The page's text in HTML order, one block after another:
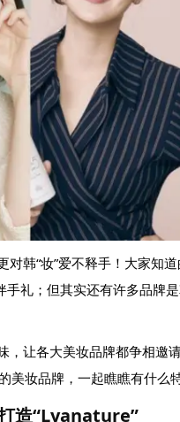
韩“妆”爱不释手！大家知道
礼；但其实还有许多品牌
让各大美妆品牌都争相邀
美妆品牌，一起瞧瞧有什么
造“Lyanature”